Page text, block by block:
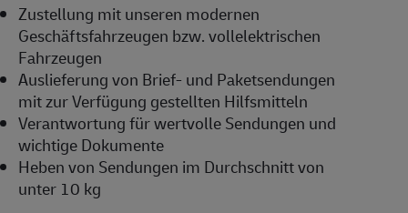
Zustellung mit unseren modernen
Geschäftsfahrzeugen bzw. vollelektrischen
Fahrzeugen
Auslieferung von Brief- und Paketsendungen
mit zur Verfügung gestellten Hilfsmitteln
Verantwortung für wertvolle Sendungen und
wichtige Dokumente
Heben von Sendungen im Durchschnitt von
unter 10 kg